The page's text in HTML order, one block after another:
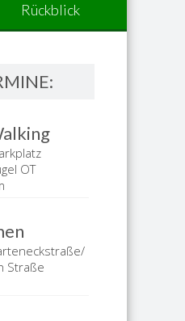
Rückblick
OT
Straße